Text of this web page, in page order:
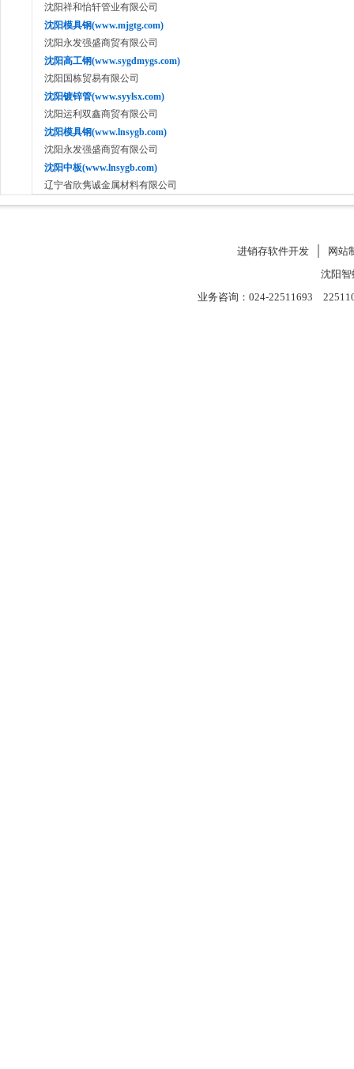
沈阳祥和怡轩管业有限公司
沈阳模具钢(www.mjgtg.com)
沈阳永发强盛商贸有限公司
沈阳高工钢(www.sygdmygs.com)
沈阳国栋贸易有限公司
沈阳镀锌管(www.syylsx.com)
沈阳运利双鑫商贸有限公司
沈阳模具钢(www.lnsygb.com)
沈阳永发强盛商贸有限公司
沈阳中板(www.lnsygb.com)
辽宁省欣隽诚金属材料有限公司
进销存软件开发│
网站
沈阳
业务咨询：024-22511693